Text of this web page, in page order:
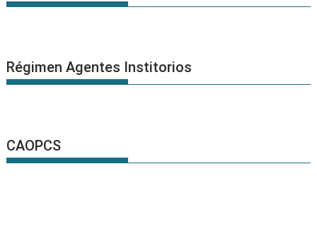
Régimen Agentes Institorios
CAOPCS